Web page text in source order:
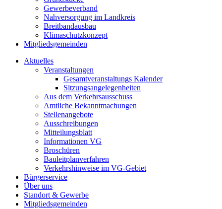
Gewerbeverband
Nahversorgung im Landkreis
Breitbandausbau
Klimaschutzkonzept
Mitgliedsgemeinden
Aktuelles
Veranstaltungen
Gesamtveranstaltungs Kalender
Sitzungsangelegenheiten
Aus dem Verkehrsausschuss
Amtliche Bekanntmachungen
Stellenangebote
Ausschreibungen
Mitteilungsblatt
Informationen VG
Broschüren
Bauleitplanverfahren
Verkehrshinweise im VG-Gebiet
Bürgerservice
Über uns
Standort & Gewerbe
Mitgliedsgemeinden